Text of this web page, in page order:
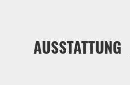
AUSSTATTUNG